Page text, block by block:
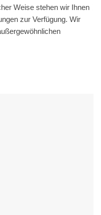
Weise stehen wir Ihnen
zur Verfügung. Wir